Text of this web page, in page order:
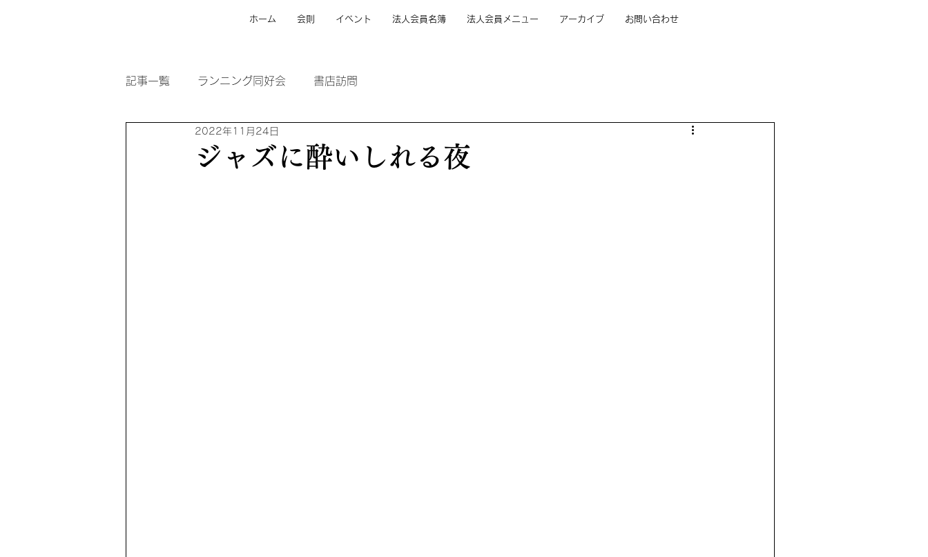
ホーム 会則 イベント 法人会員名簿 法人会員メニュー アーカイブ お問い合わせ
記事一覧 ランニング同好会 書店訪問
ジャズに酔いしれる夜
2022年11月24日